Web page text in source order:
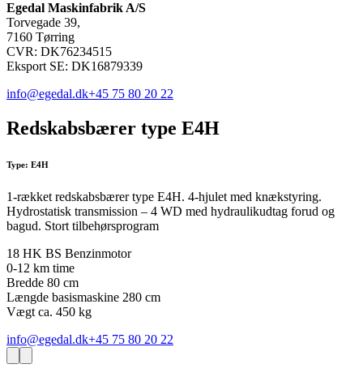
Egedal Maskinfabrik A/S
Torvegade 39,
7160 Tørring
CVR: DK76234515
Eksport SE: DK16879339
info@egedal.dk+45 75 80 20 22
Redskabsbærer type E4H
Type: E4H
1-rækket redskabsbærer type E4H. 4-hjulet med knækstyring.
Hydrostatisk transmission – 4 WD med hydraulikudtag forud og
bagud. Stort tilbehørsprogram
18 HK BS Benzinmotor
0-12 km time
Bredde 80 cm
Længde basismaskine 280 cm
Vægt ca. 450 kg
info@egedal.dk+45 75 80 20 22